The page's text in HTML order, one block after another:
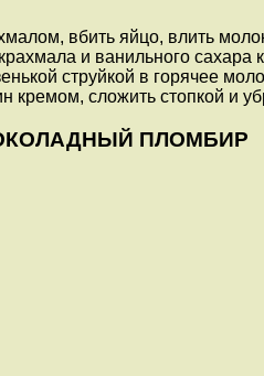
вбить яйцо, влить
и ванильного сахара
струйкой в горячее
кремом, сложить стопкой и
ПЛОМБИР